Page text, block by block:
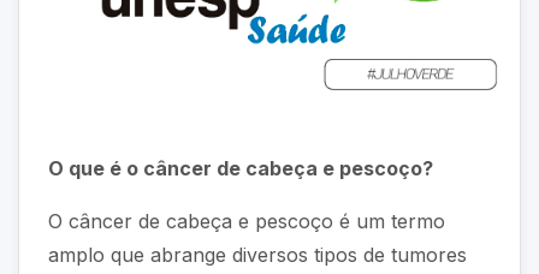
O que é o câncer de cabeça e pescoço?
O câncer de cabeça e pescoço é um termo
amplo que abrange diversos tipos de tumores